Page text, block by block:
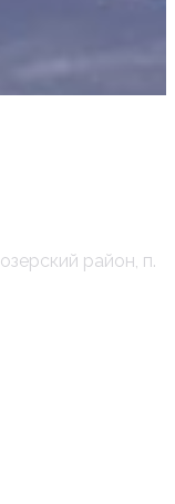
район, п.